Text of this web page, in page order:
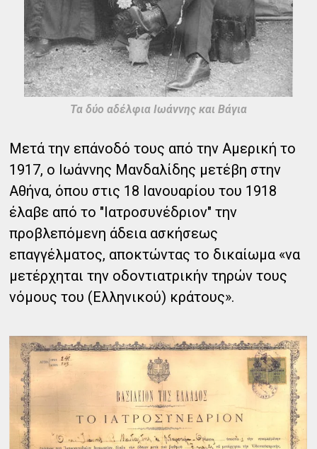
Τα δύο αδέλφια Ιωάννης και Βάγια
Μετά την επάνοδό τους από την Αμερική το
1917, ο Ιωάννης Μανδαλίδης μετέβη στην
Αθήνα, όπου στις 18 Ιανουαρίου του 1918
έλαβε από το "Ιατροσυνέδριον" την
προβλεπόμενη άδεια ασκήσεως
επαγγέλματος, αποκτώντας το δικαίωμα «να
μετέρχηται την οδοντιατρικήν τηρών τους
νόμους του (Ελληνικού) κράτους».